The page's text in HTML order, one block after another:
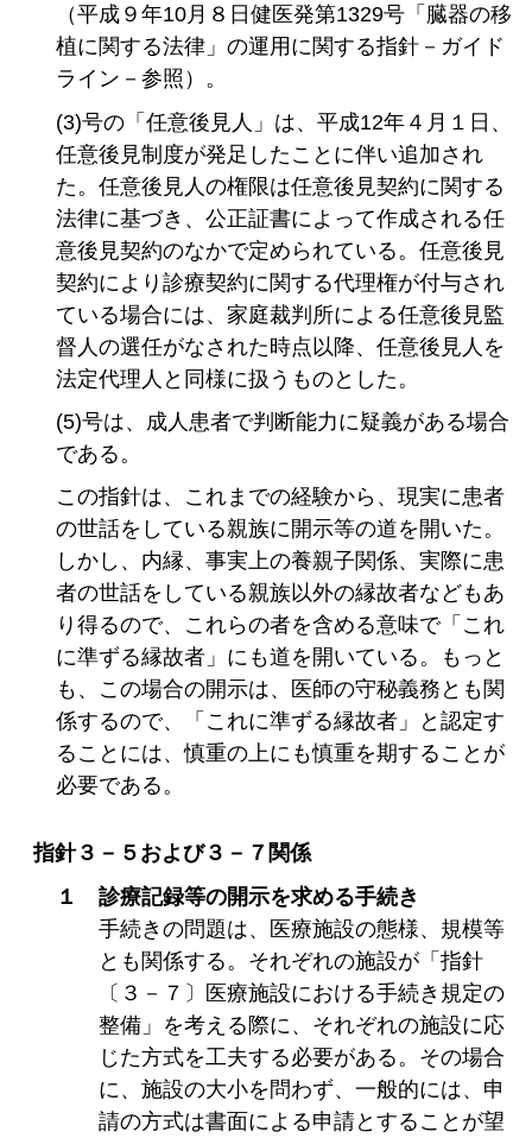
（平成９年10月８日健医発第1329号「臓器の移
植に関する法律」の運用に関する指針－ガイド
ライン－参照）。
(3)号の「任意後見人」は、平成12年４月１日、
任意後見制度が発足したことに伴い追加され
た。任意後見人の権限は任意後見契約に関する
法律に基づき、公正証書によって作成される任
意後見契約のなかで定められている。任意後見
契約により診療契約に関する代理権が付与され
ている場合には、家庭裁判所による任意後見監
督人の選任がなされた時点以降、任意後見人を
法定代理人と同様に扱うものとした。
(5)号は、成人患者で判断能力に疑義がある場合
である。
この指針は、これまでの経験から、現実に患者
の世話をしている親族に開示等の道を開いた。
しかし、内縁、事実上の養親子関係、実際に患
者の世話をしている親族以外の縁故者などもあ
り得るので、これらの者を含める意味で「これ
に準ずる縁故者」にも道を開いている。もっと
も、この場合の開示は、医師の守秘義務とも関
係するので、「これに準ずる縁故者」と認定す
ることには、慎重の上にも慎重を期することが
必要である。
指針３－５および３－７関係
１ 診療記録等の開示を求める手続き
手続きの問題は、医療施設の態様、規模等
とも関係する。それぞれの施設が「指針
〔３－７〕医療施設における手続き規定の
整備」を考える際に、それぞれの施設に応
じた方式を工夫する必要がある。その場合
に、施設の大小を問わず、一般的には、申
請の方式は書面による申請とすることが望